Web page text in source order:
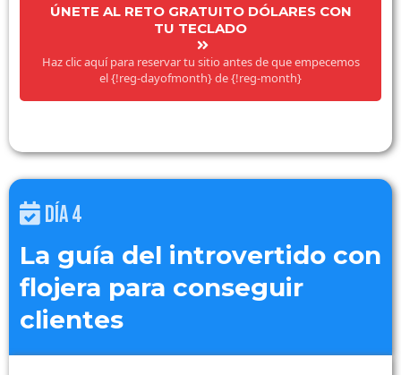
ÚNETE AL RETO GRATUITO DÓLARES CON
TU TECLADO
Haz clic aquí para reservar tu sitio antes de que empecemos
el {!reg-dayofmonth} de {!reg-month}
DÍA 4
La guía del introvertido con
flojera para conseguir
clientes